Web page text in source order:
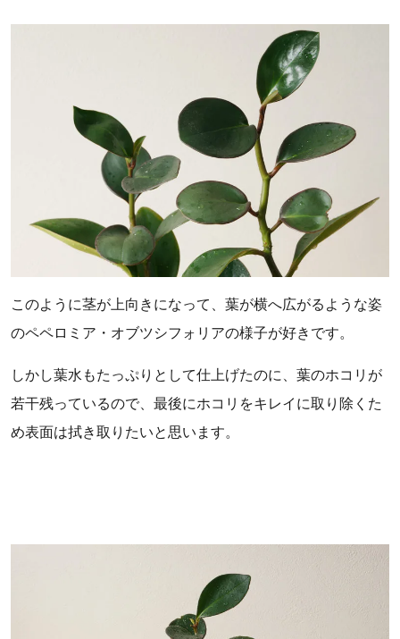
このように茎が上向きになって、葉が横へ広がるような姿
のペペロミア・オブツシフォリアの様子が好きです。
しかし葉水もたっぷりとして仕上げたのに、葉のホコリが
若干残っているので、最後にホコリをキレイに取り除くた
め表面は拭き取りたいと思います。